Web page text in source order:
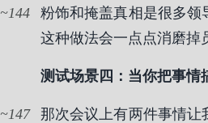
144
粉饰和掩盖真相是很多领
这种做法会一点点消磨掉
测试场景四：当你把事情
147
那次会议上有两件事情让